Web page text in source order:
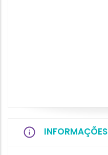
INFORMAÇÕES